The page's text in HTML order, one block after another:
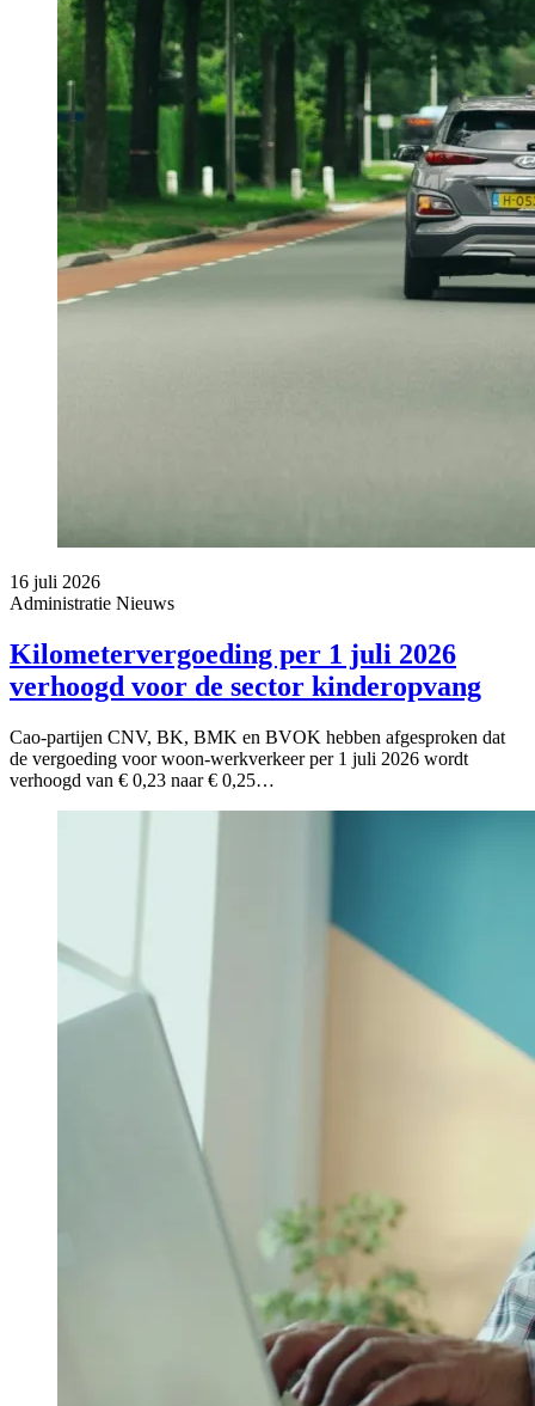
16 juli 2026
Administratie Nieuws
Kilometervergoeding per 1 juli 2026
verhoogd voor de sector kinderopvang
Cao-partijen CNV, BK, BMK en BVOK hebben afgesproken dat
de vergoeding voor woon-werkverkeer per 1 juli 2026 wordt
verhoogd van € 0,23 naar € 0,25…